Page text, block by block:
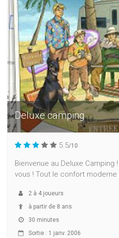
Deluxe camping
5.5/10
Bienvenue au Deluxe Camping
vous ! Tout le confort moderne
2 à 4 joueurs
à partir de 8 ans
30 minutes
Sortie : 1 janv. 2006